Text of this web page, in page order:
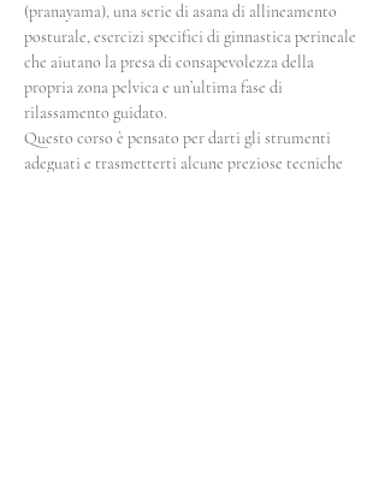
(pranayama), una serie di asana di allineamento
posturale, esercizi specifici di ginnastica perineale
che aiutano la presa di consapevolezza della
propria zona pelvica e un’ultima fase di
rilassamento guidato.
Questo corso è pensato per darti gli strumenti
adeguati e trasmetterti alcune preziose tecniche